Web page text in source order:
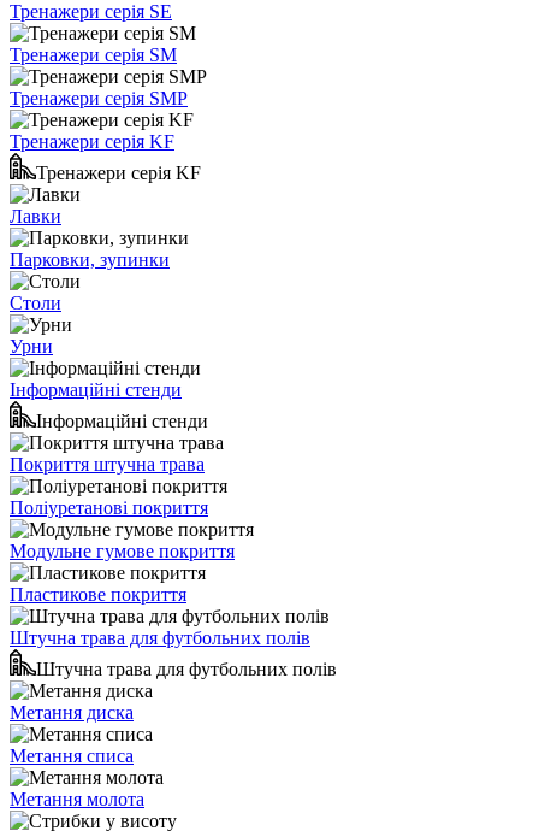
Тренажери серія SE
Тренажери серія SM
Тренажери серія SMP
Тренажери серія KF
Тренажери серія KF
Лавки
Парковки, зупинки
Столи
Урни
Інформаційні стенди
Інформаційні стенди
Покриття штучна трава
Поліуретанові покриття
Модульне гумове покриття
Пластикове покриття
Штучна трава для футбольних полів
Штучна трава для футбольних полів
Метання диска
Метання списа
Метання молота